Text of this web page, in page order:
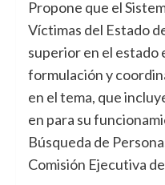
Propone que el
Víctimas del Estado
superior en el estado
formulación y
en el tema, que
en para su
Búsqueda de
Comisión Ejecutiva